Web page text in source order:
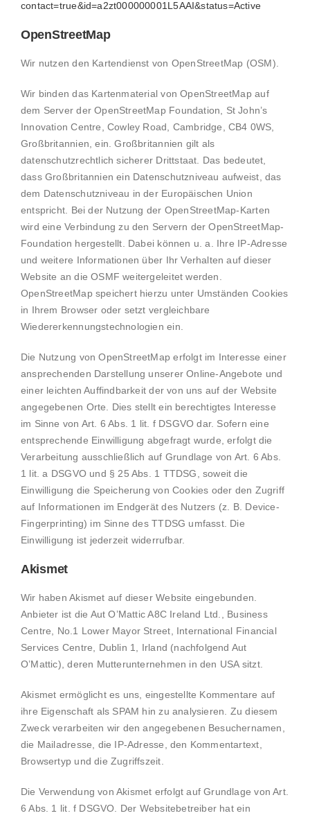
contact=true&id=a2zt000000001L5AAI&status=Active
OpenStreetMap
Wir nutzen den Kartendienst von OpenStreetMap (OSM).
Wir binden das Kartenmaterial von OpenStreetMap auf
dem Server der OpenStreetMap Foundation, St John’s
Innovation Centre, Cowley Road, Cambridge, CB4 0WS,
Großbritannien, ein. Großbritannien gilt als
datenschutzrechtlich sicherer Drittstaat. Das bedeutet,
dass Großbritannien ein Datenschutzniveau aufweist, das
dem Datenschutzniveau in der Europäischen Union
entspricht. Bei der Nutzung der OpenStreetMap-Karten
wird eine Verbindung zu den Servern der OpenStreetMap-
Foundation hergestellt. Dabei können u. a. Ihre IP-Adresse
und weitere Informationen über Ihr Verhalten auf dieser
Website an die OSMF weitergeleitet werden.
OpenStreetMap speichert hierzu unter Umständen Cookies
in Ihrem Browser oder setzt vergleichbare
Wiedererkennungstechnologien ein.
Die Nutzung von OpenStreetMap erfolgt im Interesse einer
ansprechenden Darstellung unserer Online-Angebote und
einer leichten Auffindbarkeit der von uns auf der Website
angegebenen Orte. Dies stellt ein berechtigtes Interesse
im Sinne von Art. 6 Abs. 1 lit. f DSGVO dar. Sofern eine
entsprechende Einwilligung abgefragt wurde, erfolgt die
Verarbeitung ausschließlich auf Grundlage von Art. 6 Abs.
1 lit. a DSGVO und § 25 Abs. 1 TTDSG, soweit die
Einwilligung die Speicherung von Cookies oder den Zugriff
auf Informationen im Endgerät des Nutzers (z. B. Device-
Fingerprinting) im Sinne des TTDSG umfasst. Die
Einwilligung ist jederzeit widerrufbar.
Akismet
Wir haben Akismet auf dieser Website eingebunden.
Anbieter ist die Aut O’Mattic A8C Ireland Ltd., Business
Centre, No.1 Lower Mayor Street, International Financial
Services Centre, Dublin 1, Irland (nachfolgend Aut
O’Mattic), deren Mutterunternehmen in den USA sitzt.
Akismet ermöglicht es uns, eingestellte Kommentare auf
ihre Eigenschaft als SPAM hin zu analysieren. Zu diesem
Zweck verarbeiten wir den angegebenen Besuchernamen,
die Mailadresse, die IP-Adresse, den Kommentartext,
Browsertyp und die Zugriffszeit.
Die Verwendung von Akismet erfolgt auf Grundlage von Art.
6 Abs. 1 lit. f DSGVO. Der Websitebetreiber hat ein